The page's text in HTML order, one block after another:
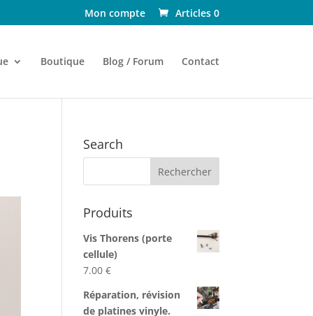
Mon compte Articles 0
Boutique Blog / Forum Contact
Search
Produits
Vis Thorens (porte
cellule)
7.00€
Réparation, révision
de platines vinyle.